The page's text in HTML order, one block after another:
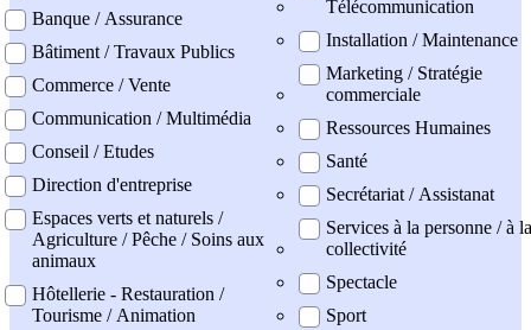
Banque / Assurance
Bâtiment / Travaux Publics
Commerce / Vente
Communication / Multimédia
Conseil / Etudes
Direction d'entreprise
Espaces verts et naturels /
Agriculture / Pêche / Soins aux
animaux
Hôtellerie - Restauration /
Tourisme / Animation
Télécommunication
Installation / Maintenance
Marketing / Stratégie
commerciale
Ressources Humaines
Santé
Secrétariat / Assistanat
Services à la personne / à la
collectivité
Spectacle
Sport